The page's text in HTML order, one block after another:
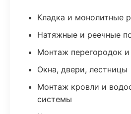
Кладка и монолитные
Натяжные и реечные
Монтаж перегородок и
Окна, двери, лестницы
Монтаж кровли и
системы